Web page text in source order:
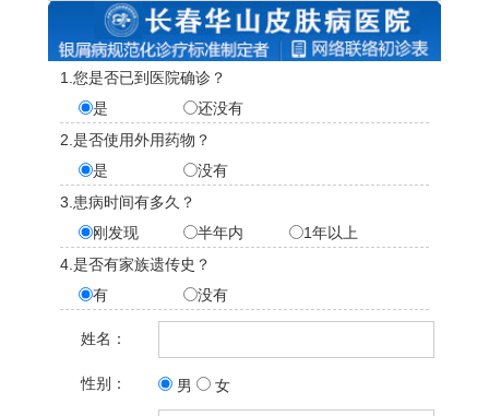
1.您是否已到医院确诊？
是
还没有
2.是否使用外用药物？
是
没有
3.患病时间有多久？
刚发现
半年内
1年以上
4.是否有家族遗传史？
有
没有
姓名：
性别： 男 女